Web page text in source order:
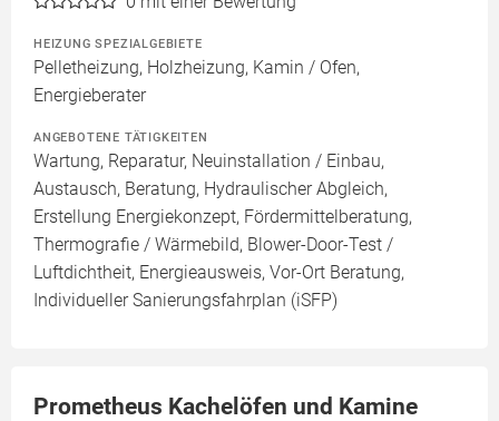
HEIZUNG SPEZIALGEBIETE
Pelletheizung, Holzheizung, Kamin / Ofen,
Energieberater
ANGEBOTENE TÄTIGKEITEN
Wartung, Reparatur, Neuinstallation / Einbau,
Austausch, Beratung, Hydraulischer Abgleich,
Erstellung Energiekonzept, Fördermittelberatung,
Thermografie / Wärmebild, Blower-Door-Test /
Luftdichtheit, Energieausweis, Vor-Ort Beratung,
Individueller Sanierungsfahrplan (iSFP)
Prometheus Kachelöfen und Kamine